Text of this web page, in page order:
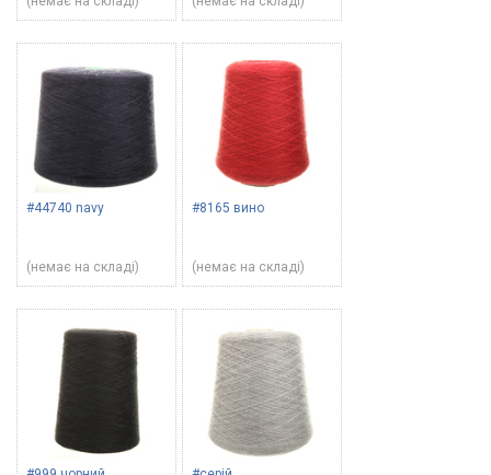
#44740 navy
(немає на складі)
#8165 вино
(немає на складі)